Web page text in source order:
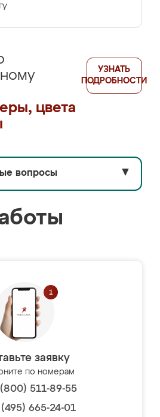
цвета
УЗНАТЬ
ПОДРОБНОСТИ
вопросы ▼
заявку
по номерам
511-89-55
665-24-01